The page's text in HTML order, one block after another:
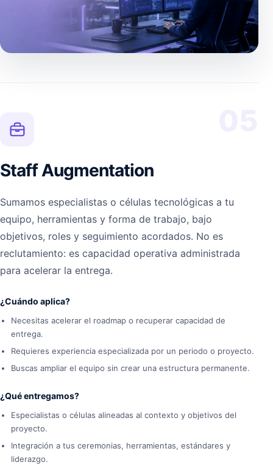
Staff Augmentation
Sumamos especialistas o células tecnológicas a tu
equipo, herramientas y forma de trabajo, bajo
objetivos, roles y seguimiento acordados. No es
reclutamiento: es capacidad operativa administrada
para acelerar la entrega.
¿Cuándo aplica?
Necesitas acelerar el roadmap o recuperar capacidad de
entrega.
Requieres experiencia especializada por un periodo o proyecto.
Buscas ampliar el equipo sin crear una estructura permanente.
¿Qué entregamos?
Especialistas o células alineadas al contexto y objetivos del
proyecto.
Integración a tus ceremonias, herramientas, estándares y
liderazgo.